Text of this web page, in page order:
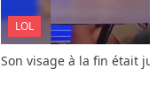
LOL
Son visage à la fin était